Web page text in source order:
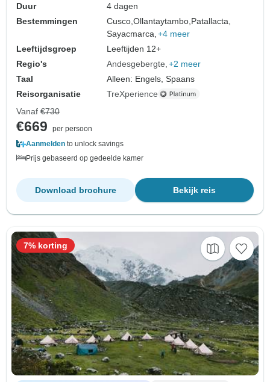
Duur
4 dagen
Bestemmingen
Cusco,Ollantaytambo, Patallacta,
Sayacmarca, +4 meer
Leeftijdsgroep
Leeftijden 12+
Regio's
Andesgebergte +2 meer
Taal
Alleen: Engels, Spaans
Reisorganisatie
TreXperience
Vanaf €730
€669
per persoon
Aanmelden to unlock savings
Prijs gebaseerd op gedeelde kamer
Bekijk reis
Download brochure
7% korting